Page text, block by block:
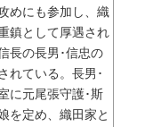
めにも参加し、織
鎮として厚遇され
長の長男･信忠の
れている。長男･
に元尾張守護･斯
を定め、織田家と